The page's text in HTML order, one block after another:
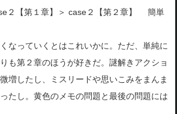
【第１章】＞ case２【第２章】 簡単
なっていくとはこれいかに。ただ、単純に
も第２章のほうが好きだ。謎解きアクショ
増したし、ミスリードや思いこみをまんま
たし。黄色のメモの問題と最後の問題には